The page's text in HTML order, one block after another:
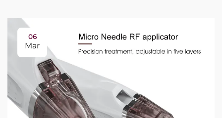
06
Mar